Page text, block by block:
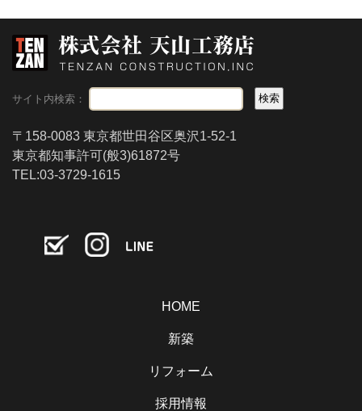
サイト内検索：
〒158-0083 東京都世田谷区奥沢1-52-1
東京都知事許可(般3)61872号
TEL:03-3729-1615
HOME
新築
リフォーム
採用情報